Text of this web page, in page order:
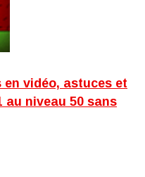
vidéo, astuces et
au niveau 50 sans